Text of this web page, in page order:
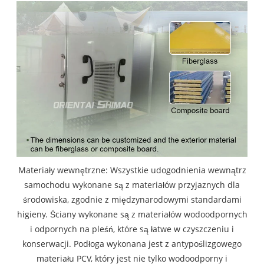
Materiały wewnętrzne: Wszystkie udogodnienia wewnątrz
samochodu wykonane są z materiałów przyjaznych dla
środowiska, zgodnie z międzynarodowymi standardami
higieny. Ściany wykonane są z materiałów wodoodpornych
i odpornych na pleśń, które są łatwe w czyszczeniu i
konserwacji. Podłoga wykonana jest z antypoślizgowego
materiału PCV, który jest nie tylko wodoodporny i